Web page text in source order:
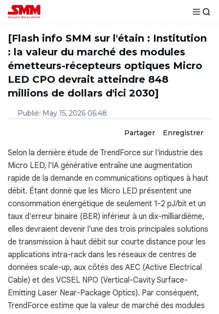
[Flash info SMM sur l'étain : Institution
: la valeur du marché des modules
émetteurs-récepteurs optiques Micro
LED CPO devrait atteindre 848
millions de dollars d'ici 2030]
Publié: May 15, 2026 06:48
Partager Enregistrer
Selon la dernière étude de TrendForce sur l'industrie des
Micro LED, l'IA générative entraîne une augmentation
rapide de la demande en communications optiques à haut
débit. Étant donné que les Micro LED présentent une
consommation énergétique de seulement 1-2 pJ/bit et un
taux d'erreur binaire (BER) inférieur à un dix-milliardième,
elles devraient devenir l'une des trois principales solutions
de transmission à haut débit sur courte distance pour les
applications intra-rack dans les réseaux de centres de
données scale-up, aux côtés des AEC (Active Electrical
Cable) et des VCSEL NPO (Vertical-Cavity Surface-
Emitting Laser Near-Package Optics). Par conséquent,
TrendForce estime que la valeur de marché des modules